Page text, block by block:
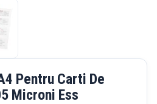
Pentru Carti De
Microni Ess